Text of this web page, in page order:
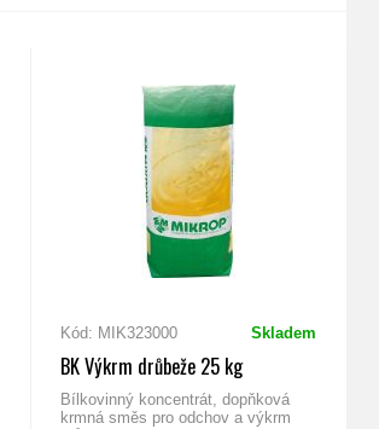
Kód: MIK323000 Skladem
BK Výkrm drůbeže 25 kg
Bílkovinný koncentrát, dopňková
krmná směs pro odchov a výkrm